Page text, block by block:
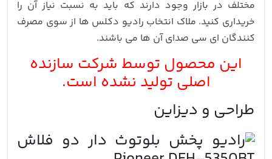
مختلف در بازار وجود دارند که باید به نسبت نیاز آن را
خریداری کنید. ملاک انتخاب رادیو دکلس ها از سوی مصرف
کنندگان ای سی صدای آن ها می باشند.
این محصول توسط شرکت سازنده
اصلی تولید نشده است.
طراحی و دیزاین